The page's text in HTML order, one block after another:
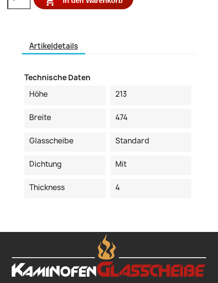
Artikeldetails
Technische Daten
Höhe
213
Breite 474
Glasscheibe Standard
Dichtung Mit
Thickness 4